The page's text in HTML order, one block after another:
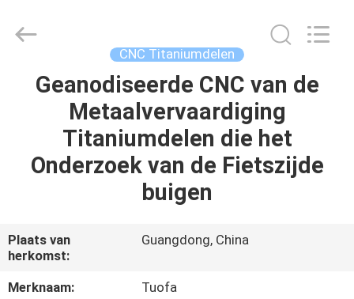
HUIS
PRODUCTEN
FABRIEKSTOCHT
Technology
CNC Titaniumdelen
Geanodiseerde CNC van de
Metaalvervaardiging
Titaniumdelen die het
Onderzoek van de Fietszijde
buigen
Plaats van
herkomst:
Guangdong, China
Merknaam:
Tuofa